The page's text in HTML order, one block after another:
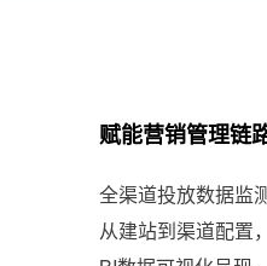
赋能营销管理链
全渠道投放数据监
从建站到渠道配置